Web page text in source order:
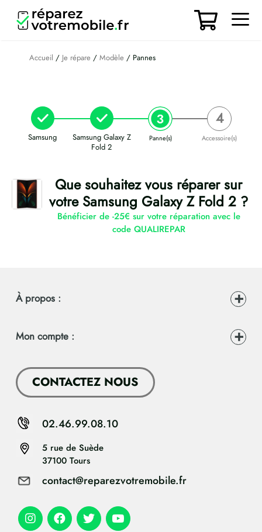
contenu
Accueil / Je répare / Modèle / Pannes
Samsung
Samsung Galaxy Z
Fold 2
Panne(s) Accessoire(s)
Que souhaitez vous réparer sur
votre Samsung Galaxy Z Fold 2 ?
Bénéficier de -25€ sur votre réparation avec le
code QUALIREPAR
À propos :
Mon compte :
CONTACTEZ NOUS
5 rue de Suède
37100 Tours
contact@reparezvotremobile.fr
02.46.99.08.10